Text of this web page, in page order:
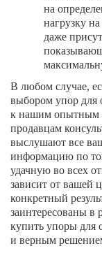
на
нагрузку
даже
В любом случае,
выбором упор для
к нашим опытным
продавцам
выслушают все
информацию по
удачную во всех
зависит от вашей
конкретный
заинтересованы в
купить упоры для
и верным